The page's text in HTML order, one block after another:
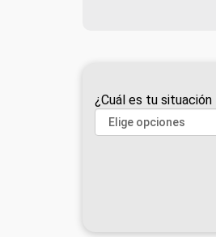
¿Cuál es tu situación